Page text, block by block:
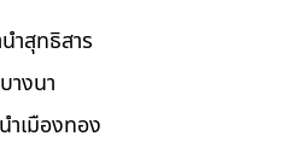
ำสุทธิสาร
างนา
ำเมืองทอง